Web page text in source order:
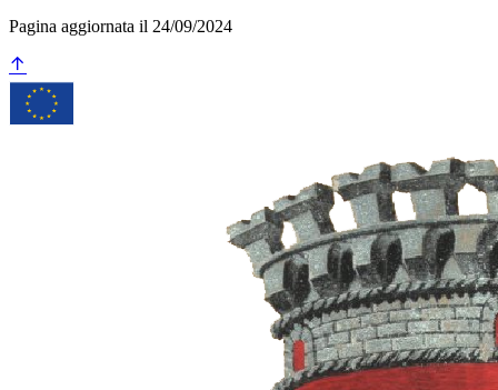
Pagina aggiornata il 24/09/2024